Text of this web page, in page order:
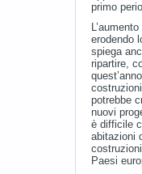
primo
erodendo
spiega
ripartire,
potrebbe
nuovi
è difficile
abitazioni
Paesi